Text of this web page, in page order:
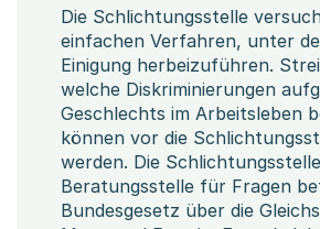
Die Schlichtungsstelle
einfachen Verfahren, unter
Einigung herbeizuführen.
welche Diskriminierungen
Geschlechts im Arbeitsleben
können vor die
werden. Die
Beratungsstelle für Fragen
Bundesgesetz über die